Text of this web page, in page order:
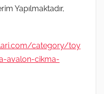
Yapılmaktadır,
category/toy
avalon-cikma-